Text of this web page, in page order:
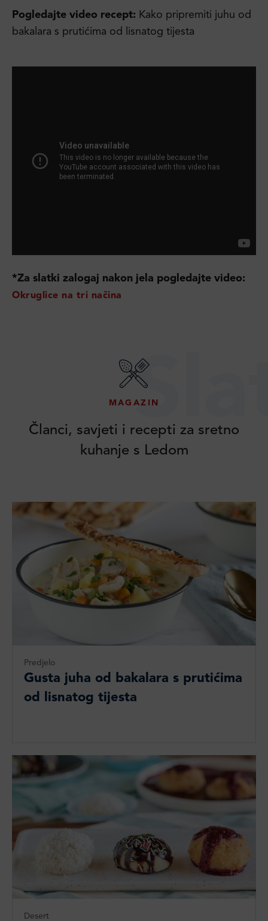
Pogledajte video recept: Kako pripremiti juhu od
bakalara s prutićima od lisnatog tijesta
*Za slatki zalogaj nakon jela pogledajte video:
Okruglice na tri načina
MAGAZIN
Članci, savjeti i recepti za sretno
kuhanje s Ledom
Predjelo
Gusta juha od bakalara s prutićima
od lisnatog tijesta
Desert